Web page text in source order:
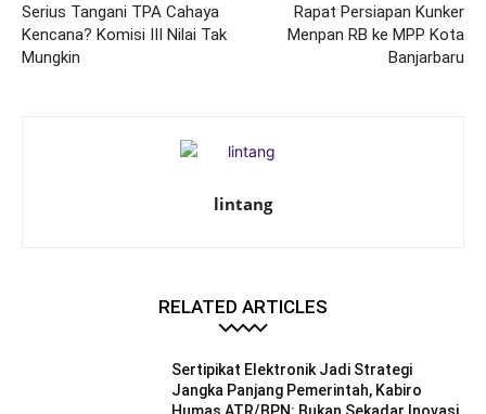
Serius Tangani TPA Cahaya
Kencana? Komisi III Nilai Tak
Mungkin
Rapat Persiapan Kunker
Menpan RB ke MPP Kota
Banjarbaru
lintang
RELATED ARTICLES
Sertipikat Elektronik Jadi Strategi
Jangka Panjang Pemerintah, Kabiro
Humas ATR/BPN: Bukan Sekadar Inovasi